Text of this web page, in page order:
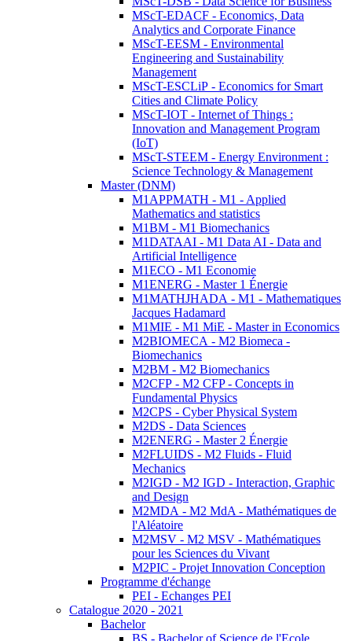
MScT-EDACF - Economics, Data
Analytics and Corporate Finance
MScT-EESM - Environmental
Engineering and Sustainability
Management
MScT-ESCLiP - Economics for Smart
Cities and Climate Policy
MScT-IOT - Internet of Things :
Innovation and Management Program
(IoT)
MScT-STEEM - Energy Environment :
Science Technology & Management
Master (DNM)
M1APPMATH - M1 - Applied
Mathematics and statistics
M1BM - M1 Biomechanics
M1DATAAI - M1 Data AI - Data and
Artificial Intelligence
M1ECO - M1 Economie
M1ENERG - Master 1 Énergie
M1MATHJHADA - M1 - Mathematiques
Jacques Hadamard
M1MIE - M1 MiE - Master in Economics
M2BIOMECA - M2 Biomeca -
Biomechanics
M2BM - M2 Biomechanics
M2CFP - M2 CFP - Concepts in
Fundamental Physics
M2CPS - Cyber Physical System
M2DS - Data Sciences
M2ENERG - Master 2 Énergie
M2FLUIDS - M2 Fluids - Fluid
Mechanics
M2IGD - M2 IGD - Interaction, Graphic
and Design
M2MDA - M2 MdA - Mathématiques de
l'Aléatoire
M2MSV - M2 MSV - Mathématiques
pour les Sciences du Vivant
M2PIC - Projet Innovation Conception
Programme d'échange
PEI - Echanges PEI
Catalogue 2020 - 2021
Bachelor
BS - Bachelor of Science de l'Ecole